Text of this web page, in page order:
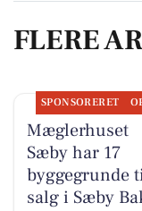
FLERE
SPONSORERET
Mæglerhuset
Sæby har 17
byggegrunde
salg i Sæby